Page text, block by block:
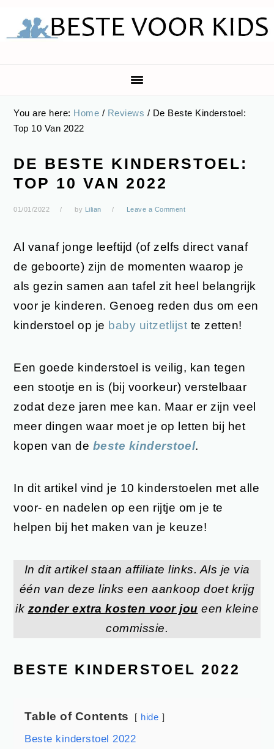
You are here: Home / Reviews / De Beste Kinderstoel:
Top 10 Van 2022
DE BESTE KINDERSTOEL:
TOP 10 VAN 2022
01/01/2022 by Lilian Leave a Comment
Al vanaf jonge leeftijd (of zelfs direct vanaf
de geboorte) zijn de momenten waarop je
als gezin samen aan tafel zit heel belangrijk
voor je kinderen. Genoeg reden dus om een
kinderstoel op je baby uitzetlijst te zetten!
Een goede kinderstoel is veilig, kan tegen
een stootje en is (bij voorkeur) verstelbaar
zodat deze jaren mee kan. Maar er zijn veel
meer dingen waar moet je op letten bij het
kopen van de beste kinderstoel.
In dit artikel vind je 10 kinderstoelen met alle
voor- en nadelen op een rijtje om je te
helpen bij het maken van je keuze!
In dit artikel staan affiliate links. Als je via
één van deze links een aankoop doet krijg
ik zonder extra kosten voor jou een kleine
commissie.
BESTE KINDERSTOEL 2022
Table of Contents hide
Beste kinderstoel 2022